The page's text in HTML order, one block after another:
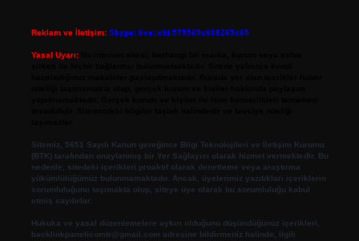
Reklam ve İletişim: Skype: live:.cid.575569c608265c69
Yasal Uyarı:
Sitemiz, 5651 Sayılı Kanun gereğince Bilgi Teknolojileri ve İletişim Kurumu
(BTK) tarafından onaylanmış bir Yer Sağlayıcı olarak hizmet vermektedir. Bu
nedenle, sitedeki içerikleri proaktif olarak denetleme veya araştırma
yükümlülüğümüz bulunmamaktadır. Ancak, üyelerimiz yazdıkları içeriklerin
sorumluluğunu taşımakta olup, siteye üye olarak bu sorumluluğu kabul
etmiş sayılırlar.
Hukuka ve yasal düzenlemelere aykırı olduğunu düşündüğünüz içerikleri,
backlinkpanelicomtr@gmail.com adresine bildirmeniz halinde, ilgili